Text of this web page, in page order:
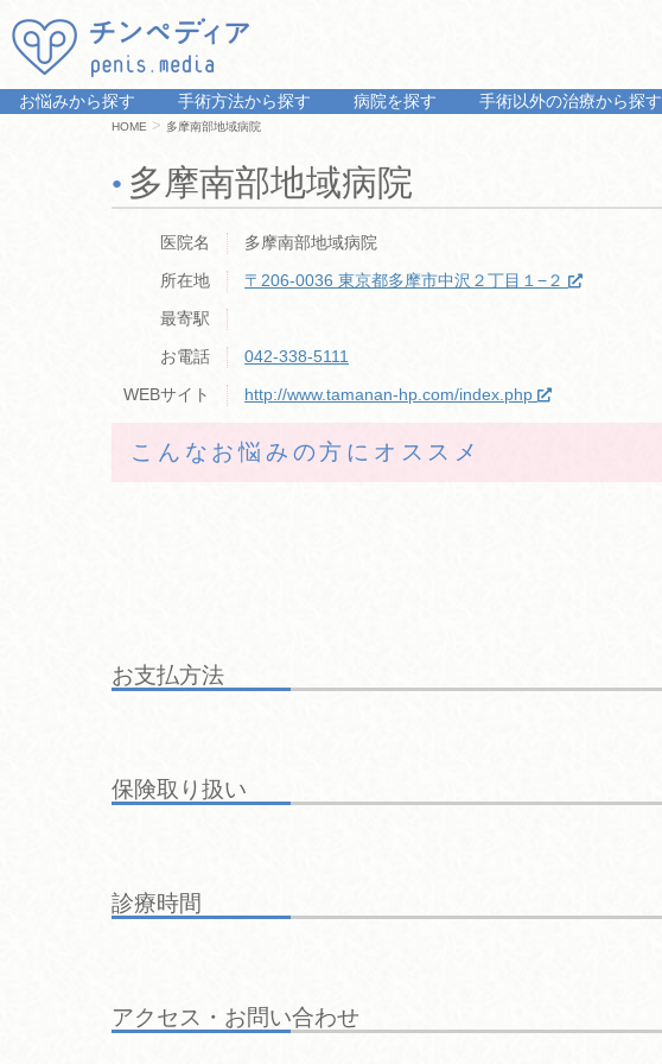
お悩みから探す 手術方法から探す 病院を探す 手術以外の治療から探す
HOME > 多摩南部地域病院
多摩南部地域病院
医院名
多摩南部地域病院
所在地
〒206-0036東京都多摩市中沢２丁目１−２
最寄駅
お電話
042-338-5111
WEBサイト
http://www.tamanan-hp.com/index.php
こんなお悩みの方にオススメ
お支払方法
保険取り扱い
診療時間
アクセス・お問い合わせ